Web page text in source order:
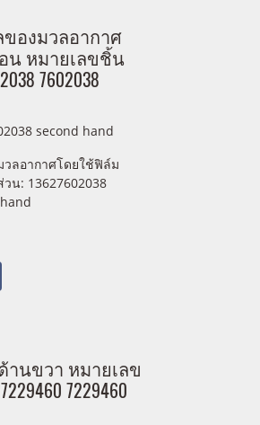
องมวลอากาศ
น หมายเลขชิ้น
7602038
second hand
วลอากาศโดยใช้ฟิล์ม
น: 13627602038
านขวา หมายเลข
7229460